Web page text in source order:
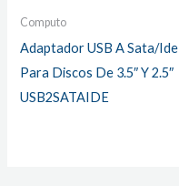
Computo
Adaptador USB A Sata/Ide
Para Discos De 3.5″ Y 2.5″
USB2SATAIDE